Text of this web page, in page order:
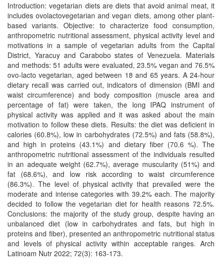
Introduction: vegetarian diets are diets that avoid animal meat, it
includes ovolactovegetarian and vegan diets, among other plant-
based variants. Objective: to characterize food consumption,
anthropometric nutritional assessment, physical activity level and
motivations in a sample of vegetarian adults from the Capital
District, Yaracuy and Carabobo states of Venezuela. Materials
and methods: 51 adults were evaluated, 23.5% vegan and 76.5%
ovo-lacto vegetarian, aged between 18 and 65 years. A 24-hour
dietary recall was carried out, indicators of dimension (BMI and
waist circumference) and body composition (muscle area and
percentage of fat) were taken, the long IPAQ instrument of
physical activity was applied and it was asked about the main
motivation to follow these diets. Results: the diet was deficient in
calories (60.8%), low in carbohydrates (72.5%) and fats (58.8%),
and high in proteins (43.1%) and dietary fiber (70.6 %). The
anthropometric nutritional assessment of the individuals resulted
in an adequate weight (62.7%), average muscularity (51%) and
fat (68.6%), and low risk according to waist circumference
(86.3%). The level of physical activity that prevailed were the
moderate and intense categories with 39.2% each. The majority
decided to follow the vegetarian diet for health reasons 72.5%.
Conclusions: the majority of the study group, despite having an
unbalanced diet (low in carbohydrates and fats, but high in
proteins and fiber), presented an anthropometric nutritional status
and levels of physical activity within acceptable ranges. Arch
Latinoam Nutr 2022; 72(3): 163-173.